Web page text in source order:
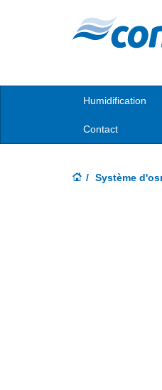
Humidification
Contact
Système